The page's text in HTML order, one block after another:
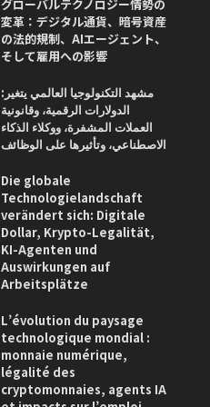
グローバルテクノロジー情勢の
変革：デジタル通貨、暗号資産
の法的規制、AIエージェント、
そして雇用への影響
مشهد التكنولوجيا العالمي يتغير:
الدولارات الرقمية، وقانونية
العملات المشفرة، ووكلاء الذكاء
الاصطناعي، وتأثيرها على الوظائف
Die globale
Technologielandschaft
verändert sich: Digitale
Dollar, Krypto-Legalität,
KI-Agenten und
Auswirkungen auf
Arbeitsplätze
L’évolution du paysage
technologique mondial :
monnaie numérique,
légalité des
cryptomonnaies, agents IA